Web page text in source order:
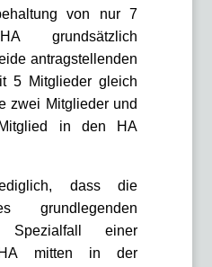
von nur 7
grundsätzlich
antragstellenden
5 Mitglieder gleich
zwei Mitglieder und
in den HA
dass die
grundlegenden
einer
HA mitten in der